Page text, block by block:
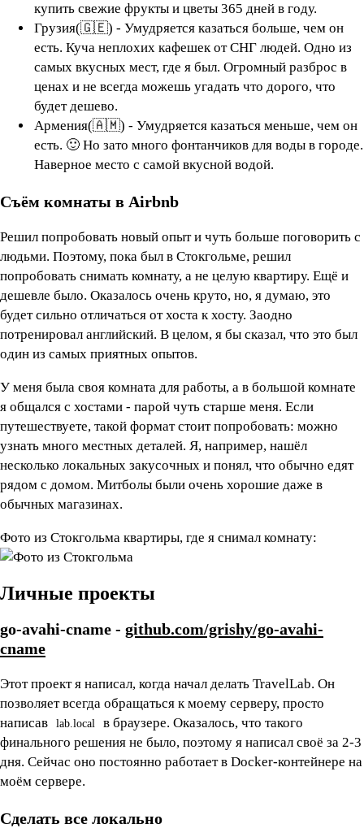
купить свежие фрукты и цветы 365 дней в году.
Грузия(🇬🇪) - Умудряется казаться больше, чем он
есть. Куча неплохих кафешек от СНГ людей. Одно из
самых вкусных мест, где я был. Огромный разброс в
ценах и не всегда можешь угадать что дорого, что
будет дешево.
Армения(🇦🇲) - Умудряется казаться меньше, чем он
есть. 🙂 Но зато много фонтанчиков для воды в городе.
Наверное место с самой вкусной водой.
Съём комнаты в Airbnb
Решил попробовать новый опыт и чуть больше поговорить с
людьми. Поэтому, пока был в Стокгольме, решил
попробовать снимать комнату, а не целую квартиру. Ещё и
дешевле было. Оказалось очень круто, но, я думаю, это
будет сильно отличаться от хоста к хосту. Заодно
потренировал английский. В целом, я бы сказал, что это был
один из самых приятных опытов.
У меня была своя комната для работы, а в большой комнате
я общался с хостами - парой чуть старше меня. Если
путешествуете, такой формат стоит попробовать: можно
узнать много местных деталей. Я, например, нашёл
несколько локальных закусочных и понял, что обычно едят
рядом с домом. Митболы были очень хорошие даже в
обычных магазинах.
Фото из Стокгольма квартиры, где я снимал комнату:
Личные проекты
go-avahi-cname - github.com/grishy/go-avahi-
cname
Этот проект я написал, когда начал делать TravelLab. Он
позволяет всегда обращаться к моему серверу, просто
написав
lab.local
в браузере. Оказалось, что такого
финального решения не было, поэтому я написал своё за 2-3
дня. Сейчас оно постоянно работает в Docker-контейнере на
моём сервере.
Сделать все локально